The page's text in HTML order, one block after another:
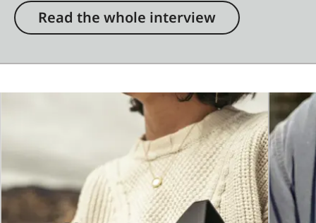
Read the whole interview